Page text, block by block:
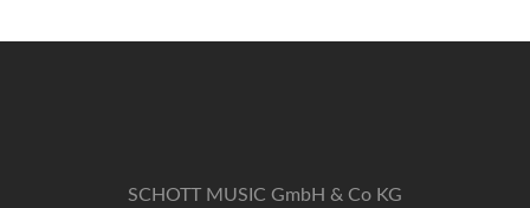
SCHOTT MUSIC GmbH & Co KG